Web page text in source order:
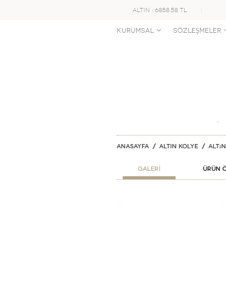
ALTIN : 6858.58 TL
KURUMSAL SÖZLEŞMELER
Anasayfa ALTIN KOLYE
GALERİ ÜRÜN